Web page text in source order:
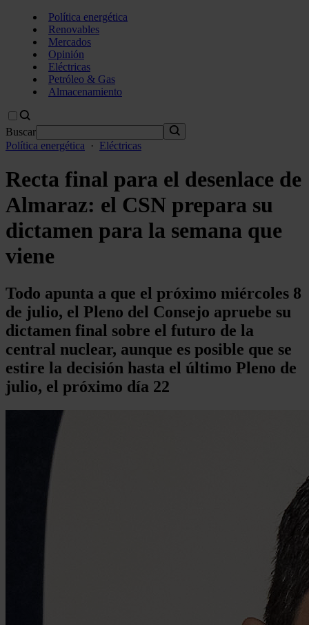
Política energética
Renovables
Mercados
Opinión
Eléctricas
Petróleo & Gas
Almacenamiento
Buscar
Política energética
· Eléctricas
Recta final para el desenlace de
Almaraz: el CSN prepara su
dictamen para la semana que
viene
Todo apunta a que el próximo miércoles 8
de julio, el Pleno del Consejo apruebe su
dictamen final sobre el futuro de la
central nuclear, aunque es posible que se
estire la decisión hasta el último Pleno de
julio, el próximo día 22